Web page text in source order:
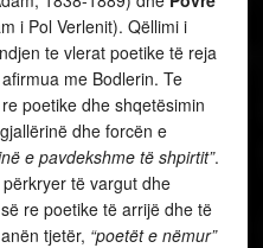
i Pol Verlenit). Qëllimi i
te vlerat poetike të reja
me Bodlerin. Te
poetike dhe shqetësimin
dhe forcën e
e pavdekshme të shpirtit”.
të vargut dhe
re poetike të arrijë dhe të
tjetër, “poetët e nëmur”